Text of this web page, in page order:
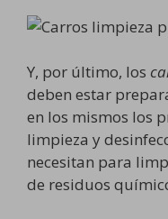
Y, por último, los
deben estar
en los mismos los
limpieza y
necesitan para
de residuos